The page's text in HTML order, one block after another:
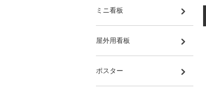
ミニ看板
屋外用看板
ポスター